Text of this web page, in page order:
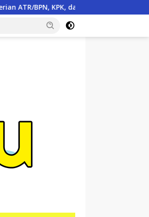
Barat Sepakati Kerja Sama dalam